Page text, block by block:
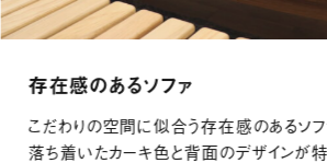
存在感のあるソファ
こだわりの空間に似合う存在感のあるソフ
落ち着いたカーキ色と背面のデザインが特